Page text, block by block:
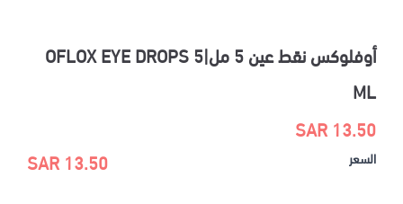
أوفلوكس نقط عين 5 مل|OFLOX EYE DROPS 5
ML
13.50 SAR
السعر 13.50 SAR